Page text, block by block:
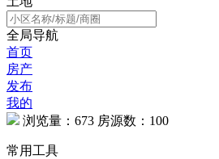
全局导航
首页
房产
发布
我的
浏览量： 673 房源数： 100
常用工具